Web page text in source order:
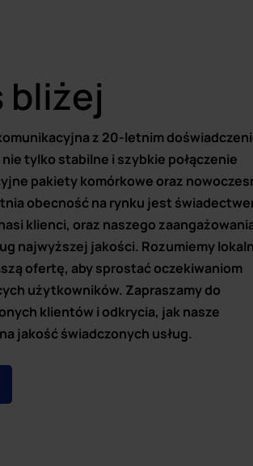
bliżej
z 20-letnim
tylko stabilne i szybkie połączenie
pakiety komórkowe oraz
obecność na rynku jest
klienci, oraz naszego
najwyższej jakości. Rozumiemy
ofertę, aby sprostać oczekiwaniom
użytkowników. Zapraszamy do
klientów i odkrycia, jak nasze
jakość świadczonych usług.